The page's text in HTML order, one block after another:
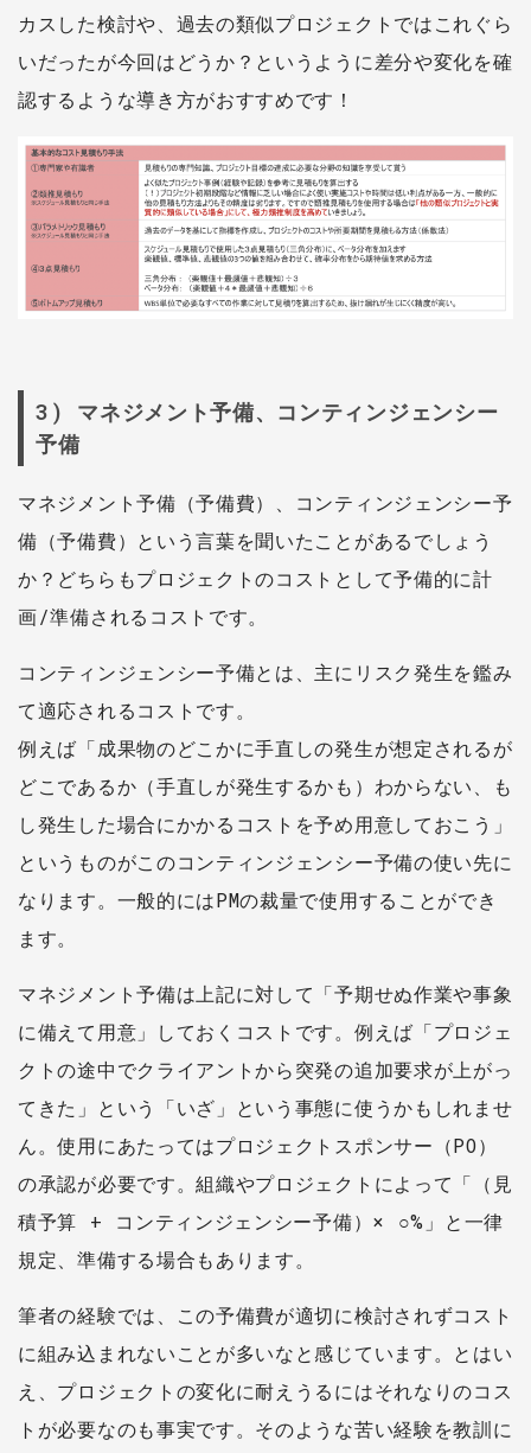
カスした検討や、過去の類似プロジェクトではこれぐら
いだったが今回はどうか？というように差分や変化を確
認するような導き方がおすすめです！
3) マネジメント予備、コンティンジェンシー
予備
マネジメント予備（予備費）、コンティンジェンシー予
備（予備費）という言葉を聞いたことがあるでしょう
か？どちらもプロジェクトのコストとして予備的に計
画/準備されるコストです。
コンティンジェンシー予備とは、主にリスク発生を鑑み
て適応されるコストです。
例えば「成果物のどこかに手直しの発生が想定されるが
どこであるか（手直しが発生するかも）わからない、も
し発生した場合にかかるコストを予め用意しておこう」
というものがこのコンティンジェンシー予備の使い先に
なります。一般的にはPMの裁量で使用することができ
ます。
マネジメント予備は上記に対して「予期せぬ作業や事象
に備えて用意」しておくコストです。例えば「プロジェ
クトの途中でクライアントから突発の追加要求が上がっ
てきた」という「いざ」という事態に使うかもしれませ
ん。使用にあたってはプロジェクトスポンサー（PO）
の承認が必要です。組織やプロジェクトによって「（見
積予算 + コンティンジェンシー予備）× ○%」と一律
規定、準備する場合もあります。
筆者の経験では、この予備費が適切に検討されずコスト
に組み込まれないことが多いなと感じています。とはい
え、プロジェクトの変化に耐えうるにはそれなりのコス
トが必要なのも事実です。そのような苦い経験を教訓に